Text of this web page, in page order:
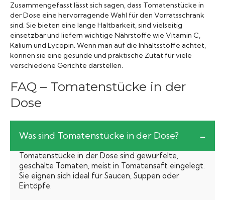
Zusammengefasst lässt sich sagen, dass Tomatenstücke in
der Dose eine hervorragende Wahl für den Vorratsschrank
sind. Sie bieten eine lange Haltbarkeit, sind vielseitig
einsetzbar und liefern wichtige Nährstoffe wie Vitamin C,
Kalium und Lycopin. Wenn man auf die Inhaltsstoffe achtet,
können sie eine gesunde und praktische Zutat für viele
verschiedene Gerichte darstellen.
FAQ – Tomatenstücke in der
Dose
Was sind Tomatenstücke in der Dose?
Tomatenstücke in der Dose sind gewürfelte,
geschälte Tomaten, meist in Tomatensaft eingelegt.
Sie eignen sich ideal für Saucen, Suppen oder
Eintöpfe.